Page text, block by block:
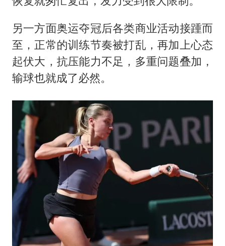
另一方面奥运夺冠后各类商业活动接踵而
至，正常的训练节奏被打乱，再加上心态
起伏大，抗压能力不足，多重问题叠加，
输球也就成了必然。